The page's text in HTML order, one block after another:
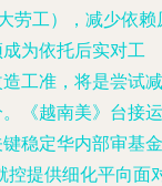
劳工），减少依赖
为依托后实对工
工准，将是尝试减
《越南美》台接运
稳定华内部审基金
控提供细化平向面